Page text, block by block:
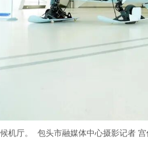
机厅。 包头市融媒体中心摄影记者 宫